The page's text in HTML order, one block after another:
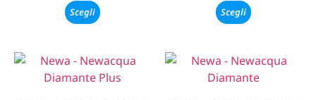
Scegli Scegli